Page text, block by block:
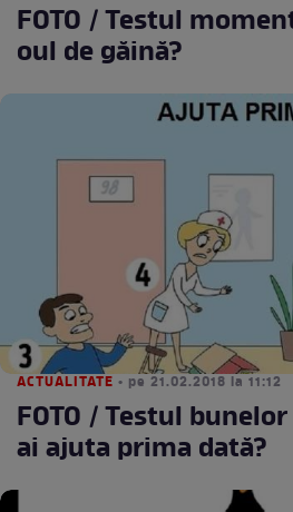
FOTO / Testul
oul de găină?
ACTUALITATE • pe 21.02.2018 la 11:12
FOTO / Testul
ai ajuta prima dată?